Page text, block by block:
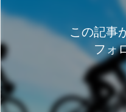
この記事
フォ